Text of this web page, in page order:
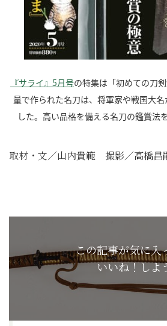
『サライ』5月号の特集は「初めての刀
量で作られた名刀は、将軍家や戦国大
した。高い品格を備える名刀の鑑賞法
取材・文／山内貴範 撮影／高橋昌
この記事が気に入
いいね！しよ